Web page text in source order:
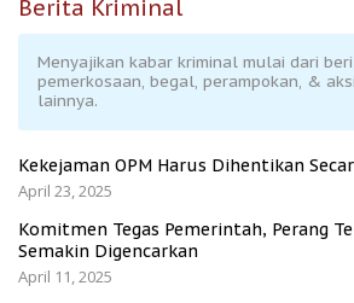
Berita Kriminal
Menyajikan kabar kriminal mulai dari
pemerkosaan, begal, perampokan, &
lainnya.
Kekejaman OPM Harus Dihentikan
April 23, 2025
Komitmen Tegas Pemerintah, Perang
Semakin Digencarkan
April 11, 2025